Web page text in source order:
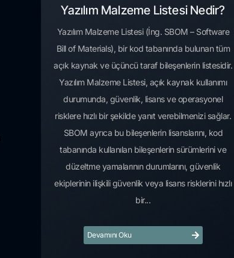
Yazılım Malzeme Listesi Nedir?
Yazılım Malzeme Listesi (İng. SBOM – Software
Bill of Materials), bir kod tabanında bulunan tüm
açık kaynak ve üçüncü taraf bileşenlerin listesidir.
Yazılım Malzeme Listesi, açık kaynak kullanımı
durumunda, güvenlik, lisans ve operasyonel
risklere hızlı bir şekilde yanıt verebilmenizi sağlar.
SBOM ayrıca bu bileşenlerin lisanslarını, kod
tabanında kullanılan bileşenlerin sürümlerini ve
düzeltme yamalarının durumlarını, güvenlik
ekiplerinin ilişkili güvenlik veya lisans risklerini hızlı
bir...
Devamını Oku